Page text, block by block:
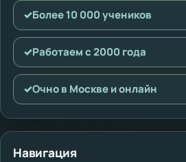
✓Более 10 000 учеников
✓Работаем с 2000 года
✓Очно в Москве и онлайн
Навигация